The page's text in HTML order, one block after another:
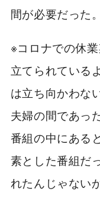
間が必要だった。
※コロナでの休
立てられている
は立ち向かわな
夫婦の間であっ
番組の中にある
素とした番組だ
れたんじゃない